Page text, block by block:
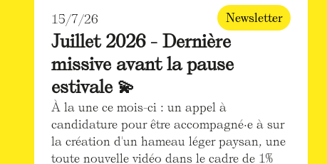
15/7/26 Newsletter
Juillet 2026 - Dernière
missive avant la pause
estivale 💫
À la une ce mois-ci : un appel à
candidature pour être accompagné·e à sur
la création d'un hameau léger paysan, une
toute nouvelle vidéo dans le cadre de 1%